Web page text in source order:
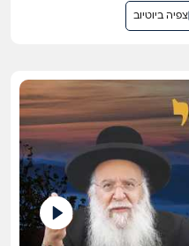
צפיה ביוטיוב